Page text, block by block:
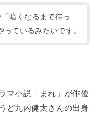
暗くなるまで待っ
ているみたいです。
マ小説「まれ」が俳優
ど九内健太さんの出身